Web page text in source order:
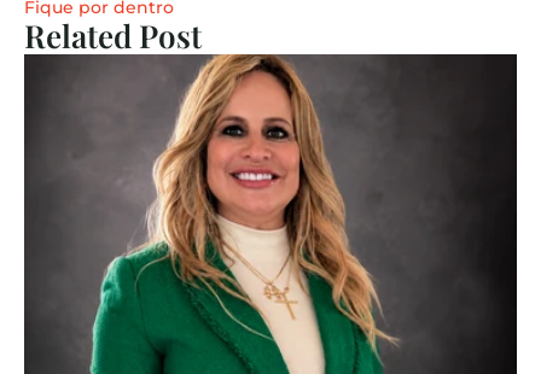
Fique por dentro
Related Post